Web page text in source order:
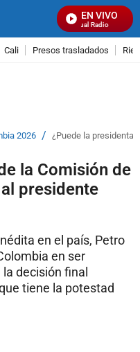
EN VIVO
Señal Visual Radio
Cali Presos trasladados
2026 / ¿Puede la presidenta
la Comisión de
presidente
en el país, Petro
en ser
decisión final
tiene la potestad